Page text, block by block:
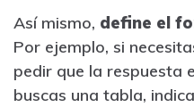
Así mismo, define el
Por ejemplo, si
pedir que la respuesta
buscas una tabla,